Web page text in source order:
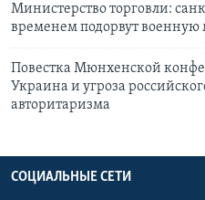
Министерство торговли:
временем подорвут
Повестка Мюнхенской
Украина и угроза
авторитаризма
СОЦИАЛЬНЫЕ СЕТИ